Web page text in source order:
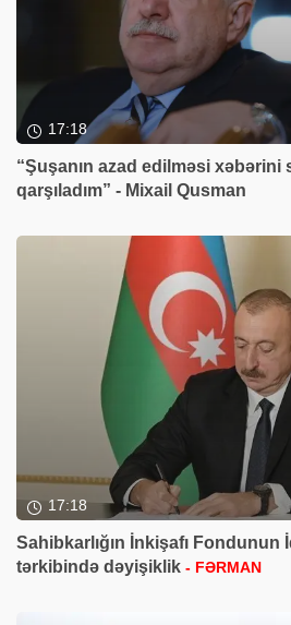
17:18
“Şuşanın azad edilməsi xəbərini
qarşıladım” - Mixail Qusman
17:18
Sahibkarlığın İnkişafı Fondunun
tərkibində dəyişiklik - FƏRMAN